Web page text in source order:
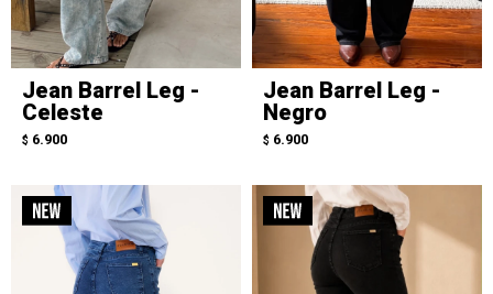
Jean Barrel Leg -
Celeste
$ 6.900
Jean Barrel Leg -
Negro
$ 6.900